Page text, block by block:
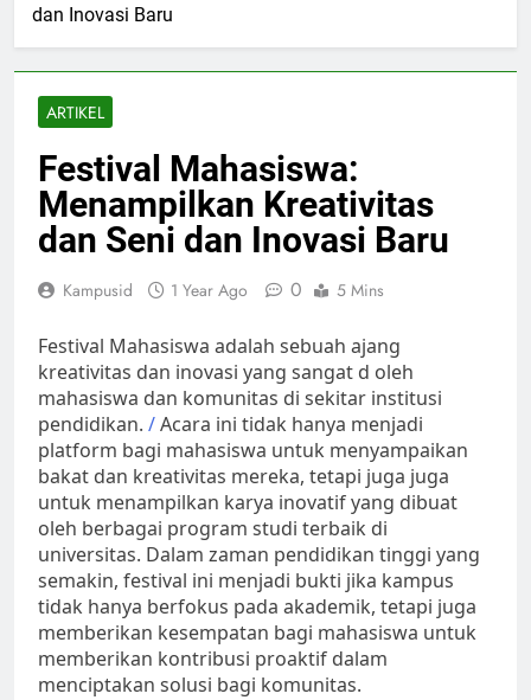
dan Inovasi Baru
ARTIKEL
Festival Mahasiswa:
Menampilkan Kreativitas
dan Seni dan Inovasi Baru
Kampusid 1 Year Ago 0 5 Mins
Festival Mahasiswa adalah sebuah ajang
kreativitas dan inovasi yang sangat d oleh
mahasiswa dan komunitas di sekitar institusi
pendidikan. /Acara ini tidak hanya menjadi
platform bagi mahasiswa untuk menyampaikan
bakat dan kreativitas mereka, tetapi juga juga
untuk menampilkan karya inovatif yang dibuat
oleh berbagai program studi terbaik di
universitas. Dalam zaman pendidikan tinggi yang
semakin, festival ini menjadi bukti jika kampus
tidak hanya berfokus pada akademik, tetapi juga
memberikan kesempatan bagi mahasiswa untuk
memberikan kontribusi proaktif dalam
menciptakan solusi bagi komunitas.